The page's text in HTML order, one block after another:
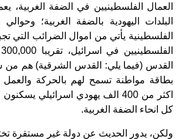
العمال الفلسطينيين في الضفة الغربية،
البلدات اليهودية بالضفة الغربية؛
الفلسطينية يأتي من اموال الضرائب التي
القدس (فيما يلي: القدس الشرقية) هم من
بطاقة مواطنة تسمح لهم بالحركة
كل انحاء الضفة الغربية.
ولكن، يدور الحديث عن دولة غير مستقرة